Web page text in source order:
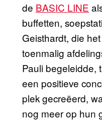
de BASIC LINE
buffetten,
Geisthardt, die
toenmalig
Pauli begeleidde,
een positieve
plek gecreëerd,
nog meer op hun